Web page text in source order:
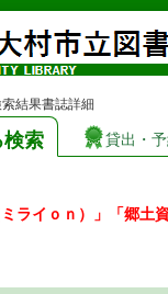
結果書誌詳細
検索 貸出・
ライｏｎ）」「郷